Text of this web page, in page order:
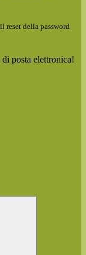
reset della password
posta elettronica!